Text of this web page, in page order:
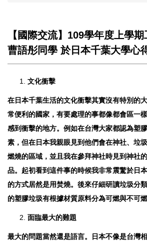
【國際交流】109學年度上學
曹語彤同學 於日本千葉大學心
文化衝擊
在日本千葉生活的文化衝擊其實沒有特別的
常便利的國家，有要處理的事都像都會區一
感到衝擊的地方。例如在台灣大家都認為塑
素，但在日本我親眼見到他們會在神社、垃
燃燒的區域，並且我在參拜神社時見到神社
品。起初看到這件事的時候我非常震驚於日
的方式居然是用焚燒。後來仔細研讀垃圾分
的塑膠垃圾有根據材質原料分為可燃與不可燃
面臨最大的難題
最大的問題當然還是語言。日本不像是台灣